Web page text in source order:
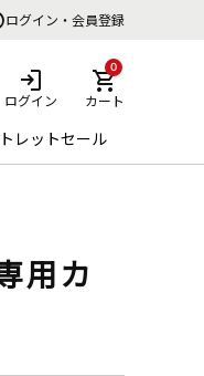
ログイン・会員登録
ログイン
0
カート
レットセール
用カ